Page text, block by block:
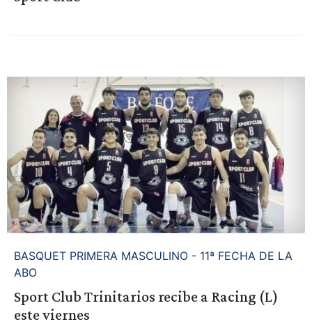
BASQUET PRIMERA MASCULINO - 11ª FECHA DE LA
ABO
Sport Club Trinitarios recibe a Racing (L)
este viernes